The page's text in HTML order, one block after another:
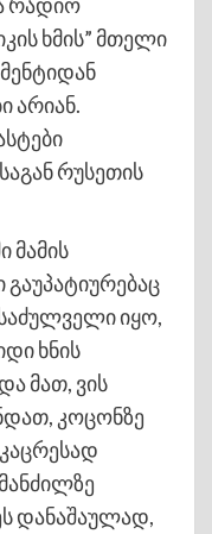
ხმის” მთელი
არიან.
რუსეთის
მამის
იყო,
ხნის
მათ, ვის
კოცონზე
დანაშაულად,